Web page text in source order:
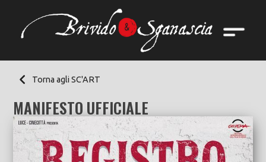
Torna agli SC'ART
MANIFESTO UFFICIALE